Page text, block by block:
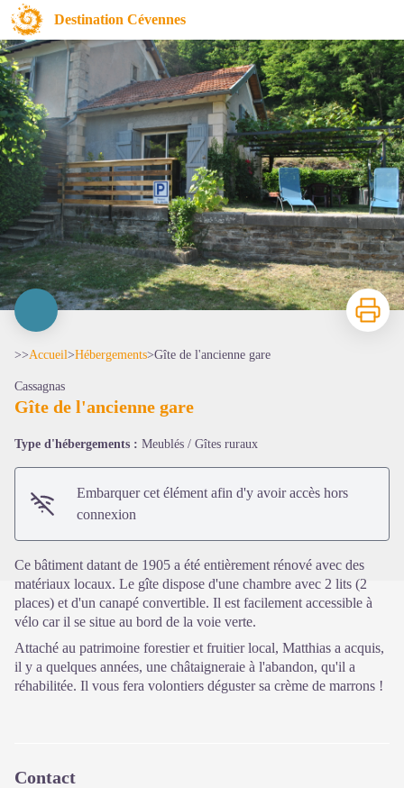
Destination Cévennes
Gîte de l'ancienne gare
Imprimer
>>Accueil>Hébergements>Gîte de l'ancienne gare
Cassagnas
Gîte de l'ancienne gare
Type d'hébergements : Meublés / Gîtes ruraux
Embarquer cet élément afin d'y avoir accès hors
connexion
Ce bâtiment datant de 1905 a été entièrement rénové avec des
matériaux locaux. Le gîte dispose d'une chambre avec 2 lits (2
places) et d'un canapé convertible. Il est facilement accessible à
vélo car il se situe au bord de la voie verte.
Attaché au patrimoine forestier et fruitier local, Matthias a acquis,
il y a quelques années, une châtaigneraie à l'abandon, qu'il a
réhabilitée. Il vous fera volontiers déguster sa crème de marrons !
Contact